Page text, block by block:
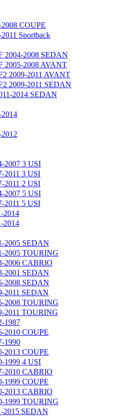
COUPE
Sportback
2004-2008 SEDAN
2005-2008 AVANT
2009-2011 AVANT
2009-2011 SEDAN
2014 SEDAN
2007 3 USI
2011 3 USI
2011 2 USI
2007 5 USI
2011 5 USI
2014
2014
2005 SEDAN
2005 TOURING
2006 CABRIO
2001 SEDAN
2008 SEDAN
2011 SEDAN
2008 TOURING
2011 TOURING
1987
2010 COUPE
1990
2013 COUPE
1999 4 USI
2010 CABRIO
1999 COUPE
2013 CABRIO
1999 TOURING
2015 SEDAN